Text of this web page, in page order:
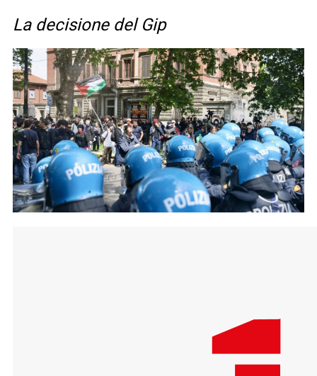
La decisione del Gip